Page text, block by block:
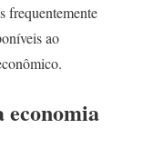
frequentemente
ao